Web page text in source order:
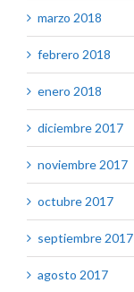
marzo 2018
febrero 2018
enero 2018
diciembre 2017
noviembre 2017
octubre 2017
septiembre 2017
agosto 2017